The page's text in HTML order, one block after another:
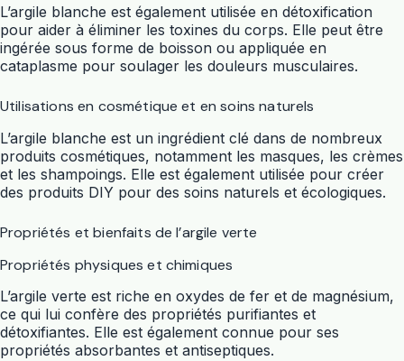
L’argile blanche est également utilisée en détoxification
pour aider à éliminer les toxines du corps. Elle peut être
ingérée sous forme de boisson ou appliquée en
cataplasme pour soulager les douleurs musculaires.
Utilisations en cosmétique et en soins naturels
L’argile blanche est un ingrédient clé dans de nombreux
produits cosmétiques, notamment les masques, les crèmes
et les shampoings. Elle est également utilisée pour créer
des produits DIY pour des soins naturels et écologiques.
Propriétés et bienfaits de l’argile verte
Propriétés physiques et chimiques
L’argile verte est riche en oxydes de fer et de magnésium,
ce qui lui confère des propriétés purifiantes et
détoxifiantes. Elle est également connue pour ses
propriétés absorbantes et antiseptiques.